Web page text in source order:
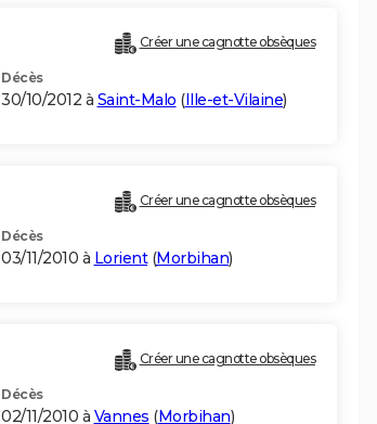
Créer une cagnotte obsèques
Décès
30/10/2012 à Saint-Malo (Ille-et-Vilaine)
Créer une cagnotte obsèques
Décès
03/11/2010 à Lorient(Morbihan)
Créer une cagnotte obsèques
Décès
02/11/2010 à Vannes (Morbihan)